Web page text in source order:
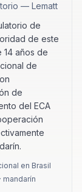
— Lematt
de
de este
14 años de
de
de
del ECA
en Brasil
mandarín